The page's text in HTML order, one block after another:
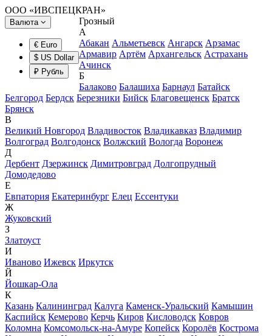
ООО «ИВСПЕЦКРАН»
Валюта
€ Euro
$ US Dollar
₽ Рубль
Грозный
А
Абакан Альметьевск Ангарск Арзамас
Армавир Артём Архангельск Астрахань
Ачинск
Б
Балаково Балашиха Барнаул Батайск
Белгород Бердск Березники Бийск Благовещенск Братск
Брянск
В
Великий Новгород Владивосток Владикавказ Владимир
Волгоград Волгодонск Волжский Вологда Воронеж
Д
Дербент Дзержинск Димитровград Долгопрудный
Домодедово
Е
Евпатория Екатеринбург Елец Ессентуки
Ж
Жуковский
З
Златоуст
И
Иваново Ижевск Иркутск
Й
Йошкар-Ола
К
Казань Калининград Калуга Каменск-Уральский Камышин
Каспийск Кемерово Керчь Киров Кисловодск Ковров
Коломна Комсомольск-на-Амуре Копейск Королёв Кострома